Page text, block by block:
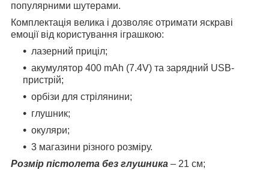
популярними шутерами.
Комплектація велика і дозволяє отримати яскраві
емоції від користування іграшкою:
лазерний приціл;
акумулятор 400 mAh (7.4V) та зарядний USB-
пристрій;
орбізи для стрілянини;
глушник;
окуляри;
3 магазини різного розміру.
Розмір пістолета без глушника – 21 см;